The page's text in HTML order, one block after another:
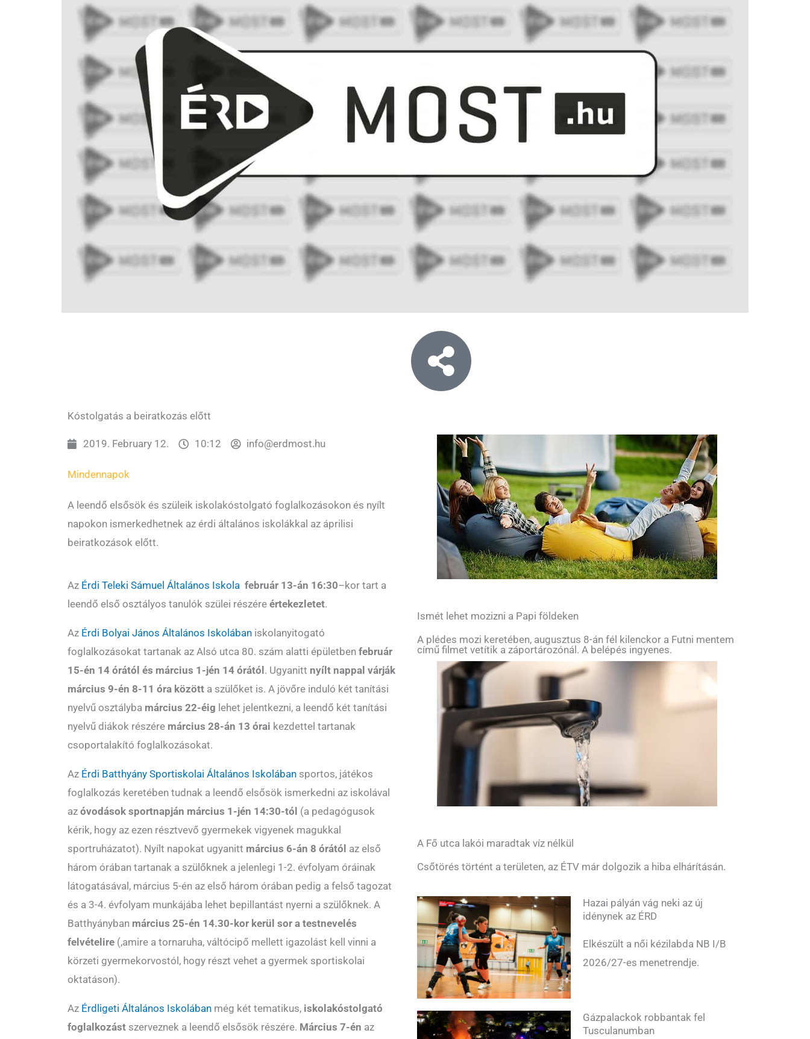
Kóstolgatás a beiratkozás előtt
2019. February 12. 10:12 info@erdmost.hu
Mindennapok
A leendő elsősök és szüleik iskolakóstolgató foglalkozásokon és nyílt
napokon ismerkedhetnek az érdi általános iskolákkal az áprilisi
beiratkozások előtt.
Az Érdi Teleki Sámuel Általános Iskola február 13-án 16:30–kor tart a
leendő első osztályos tanulók szülei részére értekezletet.
Az Érdi Bolyai János Általános Iskolában iskolanyitogató
foglalkozásokat tartanak az Alsó utca 80. szám alatti épületben február
15-én 14 órától és március 1-jén 14 órától . Ugyanitt nyílt nappal várják
március 9-én 8-11 óra között a szülőket is. A jövőre induló két tanítási
nyelvű osztályba március 22-éig lehet jelentkezni, a leendő két tanítási
nyelvű diákok részére március 28-án 13 órai kezdettel tartanak
csoportalakító foglalkozásokat.
Az Érdi Batthyány Sportiskolai Általános Iskolában sportos, játékos
foglalkozás keretében tudnak a leendő elsősök ismerkedni az iskolával
az óvodások sportnapján március 1-jén 14:30-tól (a pedagógusok
kérik, hogy az ezen résztvevő gyermekek vigyenek magukkal
sportruházatot). Nyílt napokat ugyanitt március 6-án 8 órától az első
három órában tartanak a szülőknek a jelenlegi 1-2. évfolyam óráinak
látogatásával, március 5-én az első három órában pedig a felső tagozat
és a 3-4. évfolyam munkájába lehet bepillantást nyerni a szülőknek. A
Batthyányban március 25-én 14.30-kor kerül sor a testnevelés
felvételire (,amire a tornaruha, váltócipő mellett igazolást kell vinni a
körzeti gyermekorvostól, hogy részt vehet a gyermek sportiskolai
oktatáson).
Az Érdligeti Általános Iskolában még két tematikus, iskolakóstolgató
foglalkozást szerveznek a leendő elsősök részére. Március 7-én az
Ismét lehet mozizni a Papi földeken
A plédes mozi keretében, augusztus 8-án fél kilenckor a Futni mentem
című filmet vetítik a záportározónál. A belépés ingyenes.
A Fő utca lakói maradtak víz nélkül
Csőtörés történt a területen, az ÉTV már dolgozik a hiba elhárításán.
Hazai pályán vág neki az új
idénynek az ÉRD
Elkészült a női kézilabda NB I/B
2026/27-es menetrendje.
Gázpalackok robbantak fel
Tusculanumban